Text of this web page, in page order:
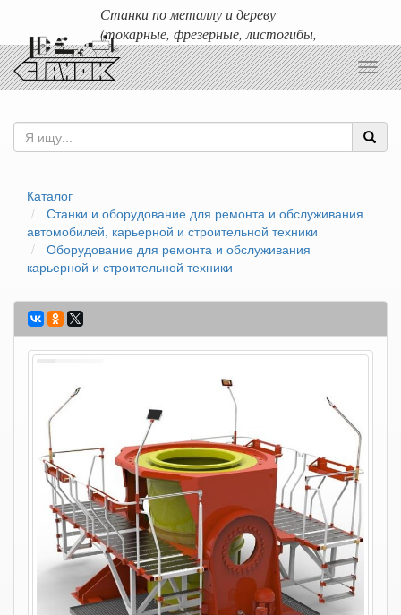
Станки по металлу и дереву
(токарные, фрезерные, листогибы,
гильотины и т.д.)
Доставка любых станков по России и ближнему зарубежью.
Каталог
Станки и оборудование для ремонта и обслуживания
автомобилей, карьерной и строительной техники
Оборудование для ремонта и обслуживания
карьерной и строительной техники